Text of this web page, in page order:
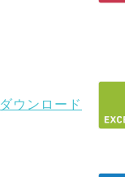
ダウンロード